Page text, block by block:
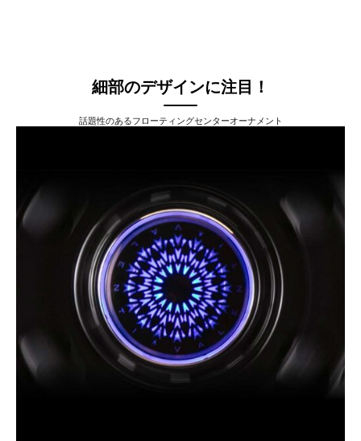
細部のデザインに注目！
話題性のあるフローティングセンターオーナメント